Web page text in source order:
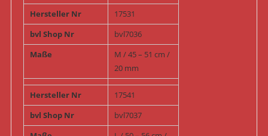
Hersteller Nr
17531
bvl Shop Nr
bvl7036
Maße
M / 45 – 51 cm /
20 mm
Hersteller Nr
17541
bvl Shop Nr
bvl7037